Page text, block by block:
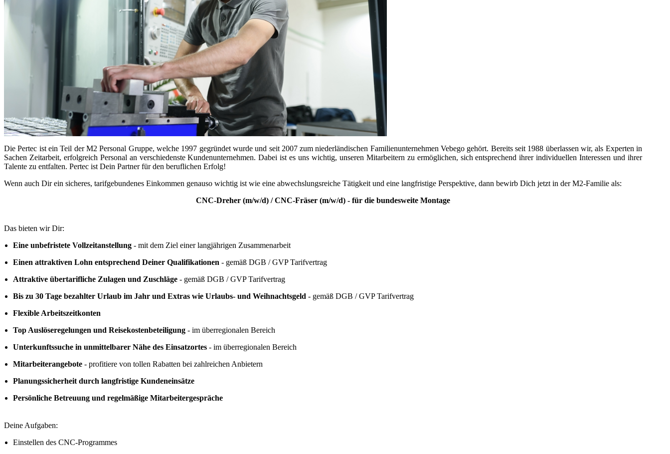
Die Pertec ist ein Teil der M2 Personal Gruppe, welche 1997 gegründet wurde und seit 2007 zum niederländischen Familienunternehmen Vebego gehört. Bereits seit 1988 überlassen wir, als Experten in
Sachen Zeitarbeit, erfolgreich Personal an verschiedenste Kundenunternehmen. Dabei ist es uns wichtig, unseren Mitarbeitern zu ermöglichen, sich entsprechend ihrer individuellen Interessen und ihrer
Talente zu entfalten. Pertec ist Dein Partner für den beruflichen Erfolg!
Wenn auch Dir ein sicheres, tarifgebundenes Einkommen genauso wichtig ist wie eine abwechslungsreiche Tätigkeit und eine langfristige Perspektive, dann bewirb Dich jetzt in der M2-Familie als:
CNC-Dreher (m/w/d) / CNC-Fräser (m/w/d) - für die bundesweite Montage
Das bieten wir Dir:
Eine unbefristete Vollzeitanstellung - mit dem Ziel einer langjährigen Zusammenarbeit
Einen attraktiven Lohn entsprechend Deiner Qualifikationen - gemäß DGB / GVP Tarifvertrag
Attraktive übertarifliche Zulagen und Zuschläge - gemäß DGB / GVP Tarifvertrag
Bis zu 30 Tage bezahlter Urlaub im Jahr und Extras wie Urlaubs- und Weihnachtsgeld - gemäß DGB / GVP Tarifvertrag
Flexible Arbeitszeitkonten
Top Auslöseregelungen und Reisekostenbeteiligung - im überregionalen Bereich
Unterkunftssuche in unmittelbarer Nähe des Einsatzortes - im überregionalen Bereich
Mitarbeiterangebote - profitiere von tollen Rabatten bei zahlreichen Anbietern
Planungssicherheit durch langfristige Kundeneinsätze
Persönliche Betreuung und regelmäßige Mitarbeitergespräche
Deine Aufgaben:
Einstellen des CNC-Programmes